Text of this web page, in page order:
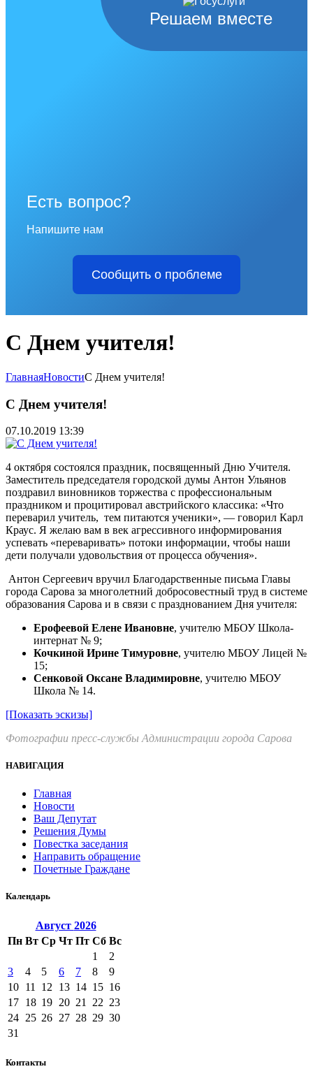
Решаем вместе
Есть вопрос?
Напишите нам
Сообщить о проблеме
С Днем учителя!
ГлавнаяНовостиС Днем учителя!
С Днем учителя!
07.10.2019 13:39
4 октября состоялся праздник, посвященный Дню Учителя.
Заместитель председателя городской думы Антон Ульянов
поздравил виновников торжества с профессиональным
праздником и процитировал австрийского классика: «Что
переварил учитель, тем питаются ученики», — говорил Карл
Краус. Я желаю вам в век агрессивного информирования
успевать «переваривать» потоки информации, чтобы наши
дети получали удовольствия от процесса обучения».
Антон Сергеевич вручил Благодарственные письма Главы
города Сарова за многолетний добросовестный труд в системе
образования Сарова и в связи с празднованием Дня учителя:
Ерофеевой Елене Ивановне, учителю МБОУ Школа-
интернат № 9;
Кочкиной Ирине Тимуровне, учителю МБОУ Лицей №
15;
Сенковой Оксане Владимировне, учителю МБОУ
Школа № 14.
[Показать эскизы]
Фотографии пресс-службы Администрации города Сарова
НАВИГАЦИЯ
Главная
Новости
Ваш Депутат
Решения Думы
Повестка заседания
Направить обращение
Почетные Граждане
Календарь
Август 2026
Пн Вт Ср Чт Пт Сб Вс
1
2
3
4 5 6 7 8
9
10 11 12 13 14 15 16
17 18 19 20 21 22 23
24 25 26 27 28 29 30
31
Контакты